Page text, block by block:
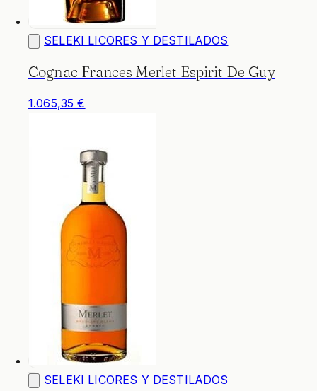
SELEKI LICORES Y DESTILADOS
Cognac Frances Merlet Espirit De Guy
1.065,35 €
SELEKI LICORES Y DESTILADOS